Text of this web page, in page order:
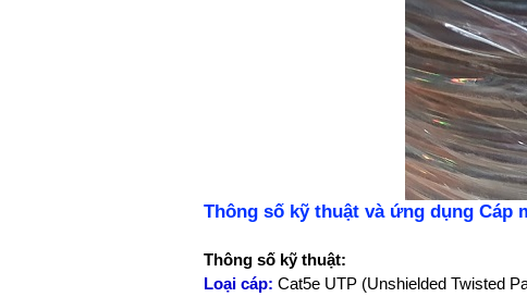
Thông số kỹ thuật và ứng dụng Cáp
Thông số kỹ thuật:
Loại cáp: Cat5e UTP (Unshielded Twisted